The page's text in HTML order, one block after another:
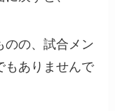
のの、試合メン
もありませんで